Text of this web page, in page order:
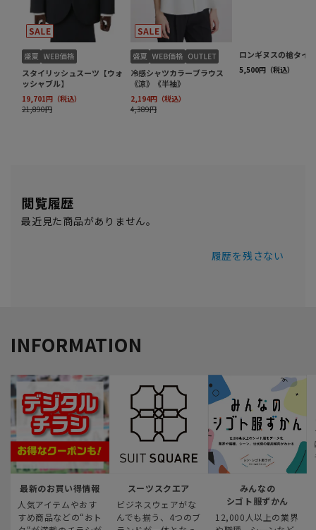
閲覧履歴
最近見た商品がありません。
履歴を残さない
INFORMATION
最新のお買い得情報
人気アイテムやおす
すめ商品などの“おト
スーツスクエア
ビジネスウェアがな
んでも揃う、4つのブ
みんなの
シゴト服ずかん
12,000人以上の業界